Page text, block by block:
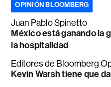
OPINIÓN BLOOMBERG
Juan Pablo Spinetto
México está ganando la
la hospitalidad
Editores de Bloomberg
Kevin Warsh tiene que